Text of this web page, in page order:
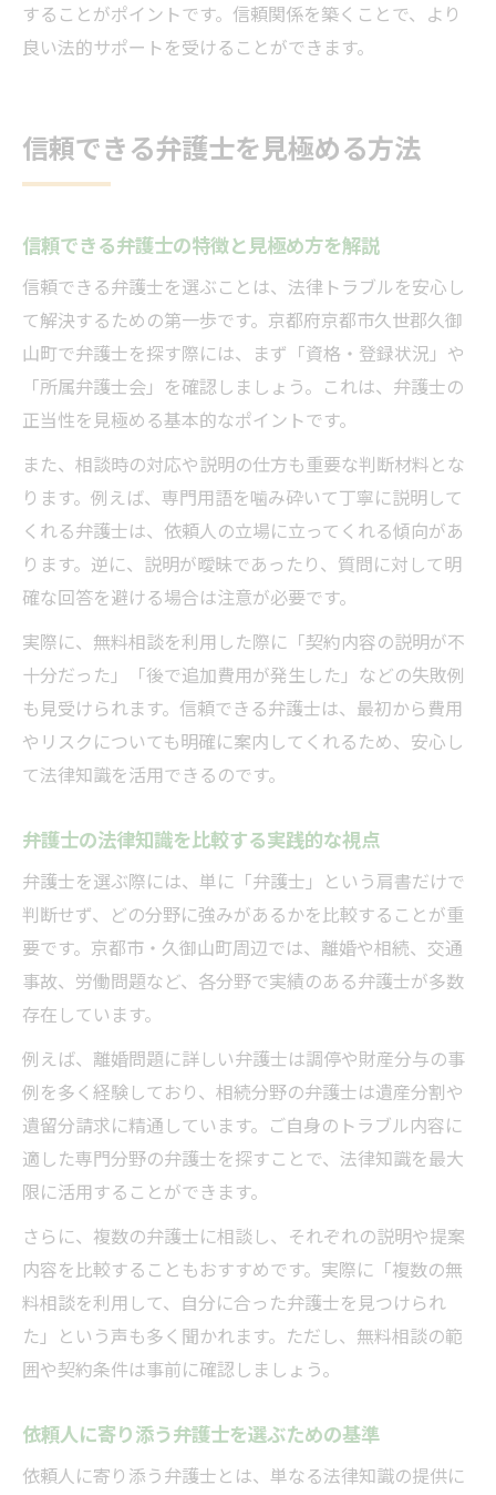
することがポイントです。信頼関係を築くことで、より
良い法的サポートを受けることができます。
信頼できる弁護士を見極める方法
信頼できる弁護士の特徴と見極め方を解説
信頼できる弁護士を選ぶことは、法律トラブルを安心し
て解決するための第一歩です。京都府京都市久世郡久御
山町で弁護士を探す際には、まず「資格・登録状況」や
「所属弁護士会」を確認しましょう。これは、弁護士の
正当性を見極める基本的なポイントです。
また、相談時の対応や説明の仕方も重要な判断材料とな
ります。例えば、専門用語を噛み砕いて丁寧に説明して
くれる弁護士は、依頼人の立場に立ってくれる傾向があ
ります。逆に、説明が曖昧であったり、質問に対して明
確な回答を避ける場合は注意が必要です。
実際に、無料相談を利用した際に「契約内容の説明が不
十分だった」「後で追加費用が発生した」などの失敗例
も見受けられます。信頼できる弁護士は、最初から費用
やリスクについても明確に案内してくれるため、安心し
て法律知識を活用できるのです。
弁護士の法律知識を比較する実践的な視点
弁護士を選ぶ際には、単に「弁護士」という肩書だけで
判断せず、どの分野に強みがあるかを比較することが重
要です。京都市・久御山町周辺では、離婚や相続、交通
事故、労働問題など、各分野で実績のある弁護士が多数
存在しています。
例えば、離婚問題に詳しい弁護士は調停や財産分与の事
例を多く経験しており、相続分野の弁護士は遺産分割や
遺留分請求に精通しています。ご自身のトラブル内容に
適した専門分野の弁護士を探すことで、法律知識を最大
限に活用することができます。
さらに、複数の弁護士に相談し、それぞれの説明や提案
内容を比較することもおすすめです。実際に「複数の無
料相談を利用して、自分に合った弁護士を見つけられ
た」という声も多く聞かれます。ただし、無料相談の範
囲や契約条件は事前に確認しましょう。
依頼人に寄り添う弁護士を選ぶための基準
依頼人に寄り添う弁護士とは、単なる法律知識の提供に